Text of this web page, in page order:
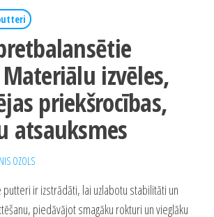
izvēles,
priekšrocības,
atsauksmes
OZOLS
ir izstrādāti, lai uzlabotu stabilitāti un
piedāvājot smagāku rokturi un vieglāku